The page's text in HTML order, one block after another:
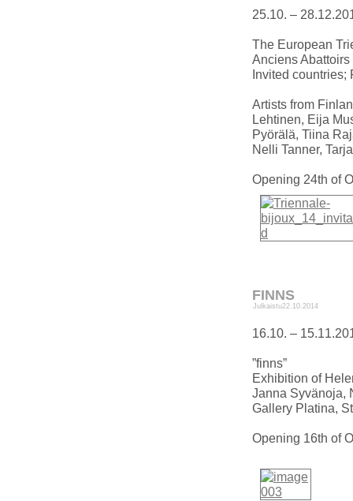
25.10. –
The European
Anciens
Invited
Artists from
Lehtinen, Eija
Pyörälä, Tiina
Nelli Tanner,
Opening 24th of
FINNS
Julkaistu22.10.2014
16.10. –
”finns”
Exhibition of
Janna Syvänoja,
Gallery Platina,
Opening 16th of